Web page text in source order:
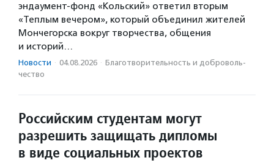
эндаумент-фонд «Кольский» ответил вторым
«Теплым вечером», который объединил жителей
Мончегорска вокруг творчества, общения
и историй…
Новости · 04.08.2026 · Благотвори­тель­ность и доброволь­
чест­во
Российским студентам могут
разрешить защищать дипломы
в виде социальных проектов